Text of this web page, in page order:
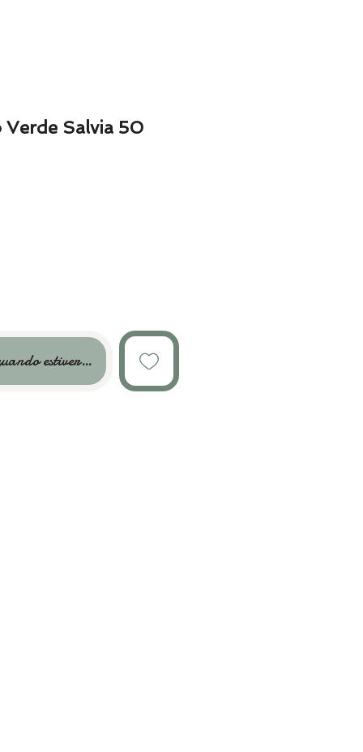
Salvia 50
estiver disponível